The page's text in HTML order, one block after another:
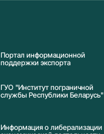
Портал информационной
поддержки экспорта
ГУО "Институт пограничной
службы Республики Беларусь"
Информация о либерализации